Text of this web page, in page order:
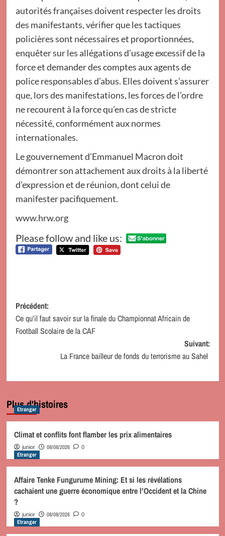
autorités françaises doivent respecter les droits
des manifestants, vérifier que les tactiques
policières sont nécessaires et proportionnées,
enquêter sur les allégations d’usage excessif de la
force et demander des comptes aux agents de
police responsables d’abus. Elles doivent s’assurer
que, lors des manifestations, les forces de l’ordre
ne recourent à la force qu’en cas de stricte
nécessité, conformément aux normes
internationales.
Le gouvernement d’Emmanuel Macron doit
démontrer son attachement aux droits à la liberté
d’expression et de réunion, dont celui de
manifester pacifiquement.
www.hrw.org
Please follow and like us:
Navigation
d’article
Précédent:
Ce qu’il faut savoir sur la finale du Championnat Africain de
Football Scolaire de la CAF
Suivant:
La France bailleur de fonds du terrorisme au Sahel
Plus d'histoires
Etranger
Climat et conflits font flamber les prix alimentaires
junior 08/08/2026 0
Etranger
Affaire Tenke Fungurume Mining: Et si les révélations
cachaient une guerre économique entre l’Occident et la Chine
?
junior 08/08/2026 0
Etranger